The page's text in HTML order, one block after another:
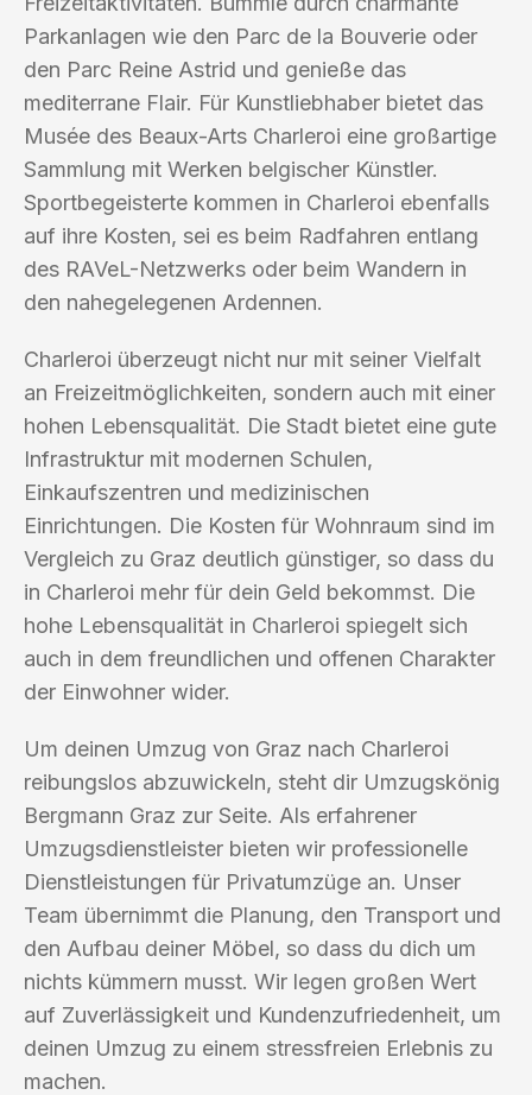
Parkanlagen wie den Parc de la Bouverie oder
den Parc Reine Astrid und genieße das
mediterrane Flair. Für Kunstliebhaber bietet das
Musée des Beaux-Arts Charleroi eine großartige
Sammlung mit Werken belgischer Künstler.
Sportbegeisterte kommen in Charleroi ebenfalls
auf ihre Kosten, sei es beim Radfahren entlang
des RAVeL-Netzwerks oder beim Wandern in
den nahegelegenen Ardennen.
Charleroi überzeugt nicht nur mit seiner Vielfalt
an Freizeitmöglichkeiten, sondern auch mit einer
hohen Lebensqualität. Die Stadt bietet eine gute
Infrastruktur mit modernen Schulen,
Einkaufszentren und medizinischen
Einrichtungen. Die Kosten für Wohnraum sind im
Vergleich zu Graz deutlich günstiger, so dass du
in Charleroi mehr für dein Geld bekommst. Die
hohe Lebensqualität in Charleroi spiegelt sich
auch in dem freundlichen und offenen Charakter
der Einwohner wider.
Um deinen Umzug von Graz nach Charleroi
reibungslos abzuwickeln, steht dir Umzugskönig
Bergmann Graz zur Seite. Als erfahrener
Umzugsdienstleister bieten wir professionelle
Dienstleistungen für Privatumzüge an. Unser
Team übernimmt die Planung, den Transport und
den Aufbau deiner Möbel, so dass du dich um
nichts kümmern musst. Wir legen großen Wert
auf Zuverlässigkeit und Kundenzufriedenheit, um
deinen Umzug zu einem stressfreien Erlebnis zu
machen.